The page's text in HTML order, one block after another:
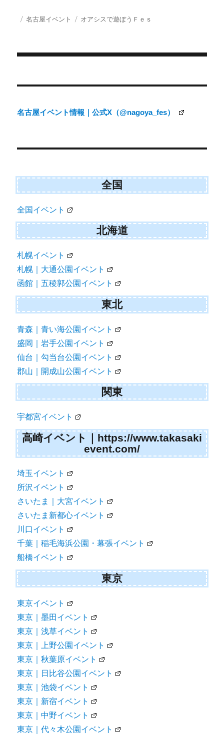
w
i
r
e
b
l
投 カ
名古屋イベント
タ
オアシスで遊ぼうＦｅｓ
稿
ビ
ー
ョ
ン
名古屋イベント情報｜公式X（@nagoya_fes）
全国
全国イベント
北海道
札幌イベント
札幌｜大通公園イベント
函館｜五稜郭公園イベント
東北
青森｜青い海公園イベント
盛岡｜岩手公園イベント
仙台｜勾当台公園イベント
郡山｜開成山公園イベント
関東
宇都宮イベント
高崎イベント｜https://www.takasaki
event.com/
埼玉イベント
所沢イベント
さいたま｜大宮イベント
さいたま新都心イベント
川口イベント
千葉｜稲毛海浜公園・幕張イベント
船橋イベント
東京
東京イベント
東京｜墨田イベント
東京｜浅草イベント
東京｜上野公園イベント
東京｜秋葉原イベント
東京｜日比谷公園イベント
東京｜池袋イベント
東京｜新宿イベント
東京｜中野イベント
東京｜代々木公園イベント